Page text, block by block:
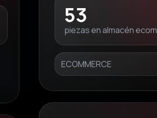
53
piezas en almacén
ECOMMERCE